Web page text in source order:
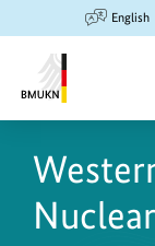
Hauptinhalt
springen
Suche
springen
Hauptnavigation
springen
English
Umwelt,
Naturschutz